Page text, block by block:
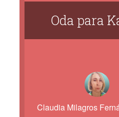
Oda para
Claudia Milagros